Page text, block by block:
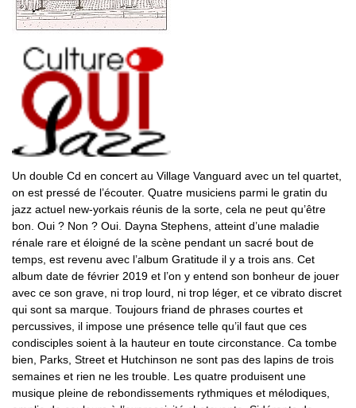
Un double Cd en concert au Village Vanguard avec un tel quartet,
on est pressé de l’écouter. Quatre musiciens parmi le gratin du
jazz actuel new-yorkais réunis de la sorte, cela ne peut qu’être
bon. Oui ? Non ? Oui. Dayna Stephens, atteint d’une maladie
rénale rare et éloigné de la scène pendant un sacré bout de
temps, est revenu avec l’album Gratitude il y a trois ans. Cet
album date de février 2019 et l’on y entend son bonheur de jouer
avec ce son grave, ni trop lourd, ni trop léger, et ce vibrato discret
qui sont sa marque. Toujours friand de phrases courtes et
percussives, il impose une présence telle qu’il faut que ces
condisciples soient à la hauteur en toute circonstance. Ca tombe
bien, Parks, Street et Hutchinson ne sont pas des lapins de trois
semaines et rien ne les trouble. Les quatre produisent une
musique pleine de rebondissements rythmiques et mélodiques,